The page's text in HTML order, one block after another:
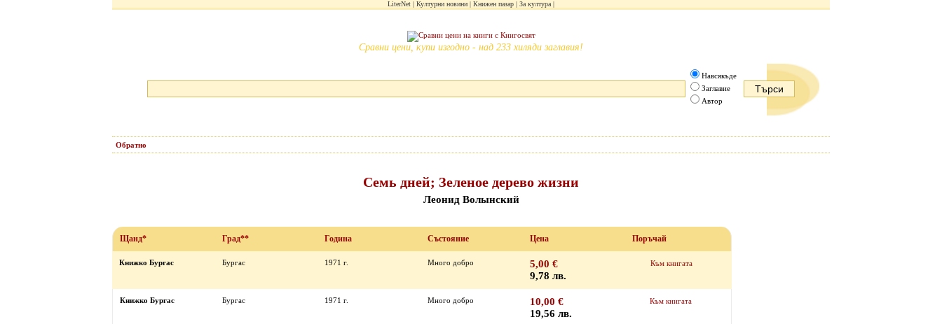
LiterNet Културни новини Книжен пазар За култура
Сравни цени, купи изгодно - над 233 хиляди заглавия!
Навсякъде
Заглавие
Автор
Обратно
Семь дней; Зеленое дерево жизни
Леонид Волынский
Щанд* Град** Година Състояние Цена Поръчай
Книжко Бургас Бургас 1971 г. Много добро
5,00 €
9,78 лв.
Към книгата
Книжко Бургас Бургас 1971 г. Много добро
10,00 €
19,56 лв.
Към книгата